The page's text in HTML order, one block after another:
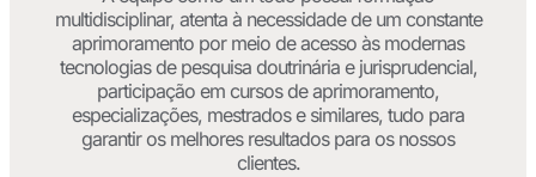
multidisciplinar, atenta à necessidade de um constante
aprimoramento por meio de acesso às modernas
tecnologias de pesquisa doutrinária e jurisprudencial,
participação em cursos de aprimoramento,
especializações, mestrados e similares, tudo para
garantir os melhores resultados para os nossos
clientes.